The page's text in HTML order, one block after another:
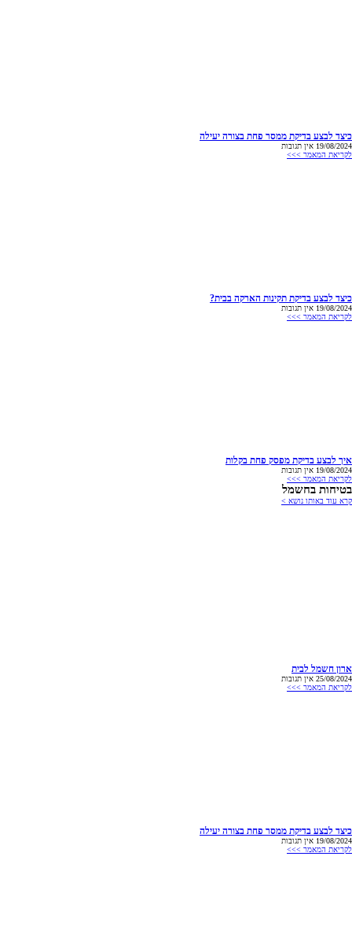
כיצד לבצע בדיקת ממסר פחת בצורה יעילה
19/08/2024 אין תגובות
לקריאת המאמר >>>
כיצד לבצע בדיקת תקינות הארקה בבית?
19/08/2024 אין תגובות
לקריאת המאמר >>>
איך לבצע בדיקת מפסק פחת בקלות
19/08/2024 אין תגובות
לקריאת המאמר >>>
בטיחות בחשמל
קרא עוד באותו נושא >
ארון חשמל לבית
25/08/2024 אין תגובות
לקריאת המאמר >>>
כיצד לבצע בדיקת ממסר פחת בצורה יעילה
19/08/2024 אין תגובות
לקריאת המאמר >>>